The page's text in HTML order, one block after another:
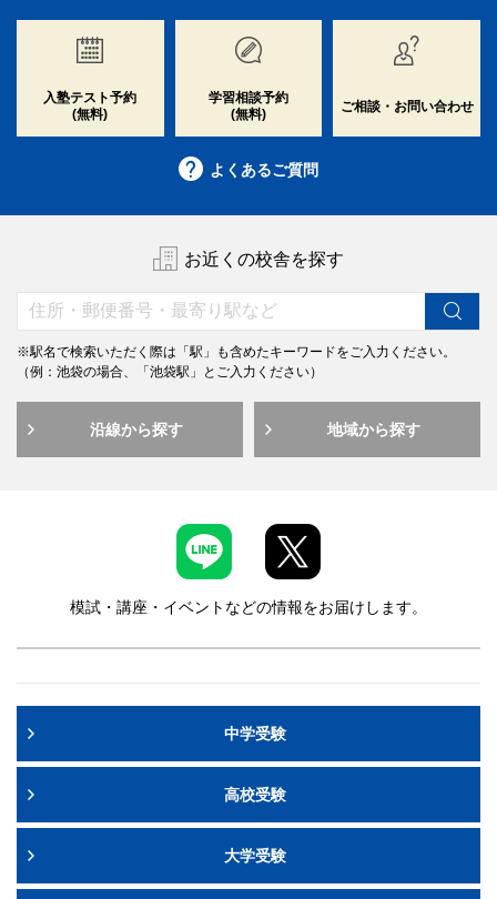
入塾テスト予約
(無料)
学習相談予約
(無料)
ご相談・お問い合わせ
よくあるご質問
お近くの校舎を探す
※駅名で検索いただく際は「駅」も含めたキーワードをご入力ください。
（例：池袋の場合、「池袋駅」とご入力ください）
沿線から探す 地域から探す
模試・講座・イベントなどの情報をお届けします。
中学受験
高校受験
大学受験